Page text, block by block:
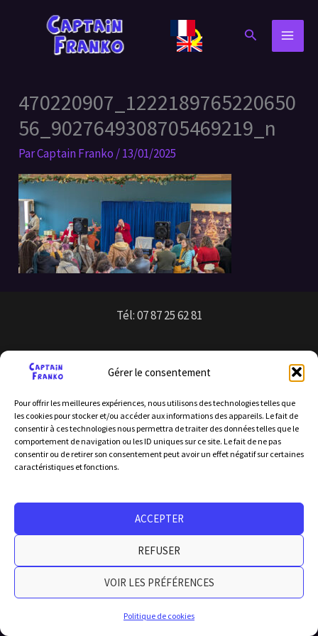
Gérer le consentement
Pour offrir les meilleures expériences, nous utilisons des technologies telles que
les cookies pour stocker et/ou accéder aux informations des appareils. Le fait de
consentir à ces technologies nous permettra de traiter des données telles que le
comportement de navigation ou les ID uniques sur ce site. Le fait de ne pas
consentir ou de retirer son consentement peut avoir un effet négatif sur certaines
caractéristiques et fonctions.
ACCEPTER
REFUSER
VOIR LES PRÉFÉRENCES
Politique de cookies
Rechercher
470220907_1222189765220650
56_9027649308705469219_n
ParCaptain Franko /13/01/2025
Tél: 07 87 25 62 81
Licence d’entrepreneur de spectacle : PLATESV-D-2024-
No. de SIRET: 887 605 954 00015
Copyright © 1989 - 2026 par Captain Franko
Données Personnelles